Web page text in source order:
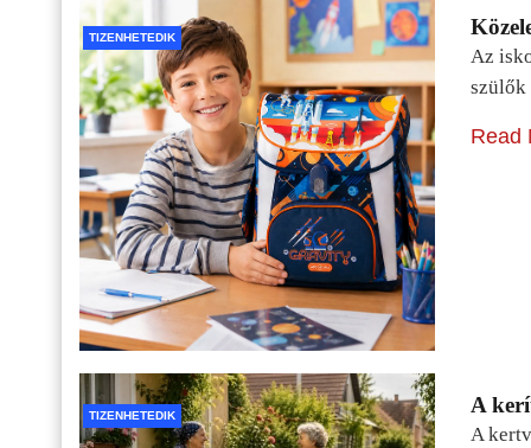
TIZENHETEDIK
Az
szülők
Read
TIZENHETEDIK A
A